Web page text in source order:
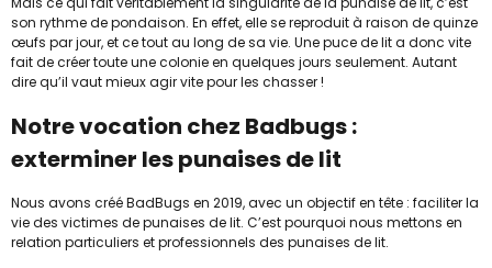
son rythme de pondaison. En effet, elle se reproduit à raison de quinze
œufs par jour, et ce tout au long de sa vie. Une puce de lit a donc vite
fait de créer toute une colonie en quelques jours seulement. Autant
dire qu’il vaut mieux agir vite pour les chasser !
Notre vocation chez Badbugs :
exterminer les punaises de lit
Nous avons créé BadBugs en 2019, avec un objectif en tête : faciliter la
vie des victimes de punaises de lit. C’est pourquoi nous mettons en
relation particuliers et professionnels des punaises de lit.